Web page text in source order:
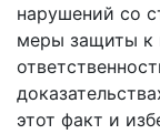
нарушений со
меры защиты к
этот факт и